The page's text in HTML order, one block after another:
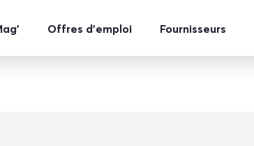
Offres d’emploi Fournisseurs